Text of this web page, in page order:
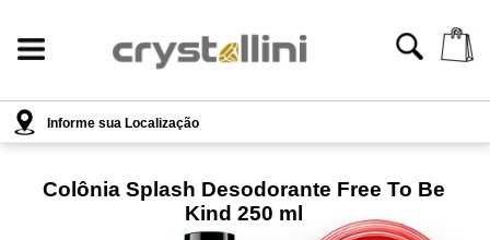
Informe sua Localização
Colônia Splash Desodorante Free To Be
Kind 250 ml